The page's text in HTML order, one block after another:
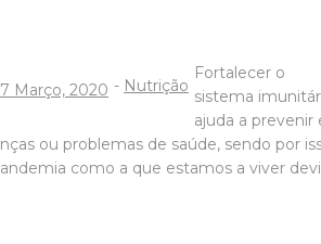
Março, 2020 - Nutrição
Fortalecer o
sistema
ajuda a prevenir
ou problemas de saúde, sendo por
como a que estamos a viver